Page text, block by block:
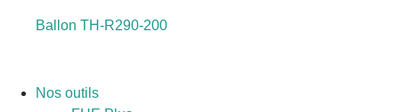
Ballon TH-R290-200
Nos outils